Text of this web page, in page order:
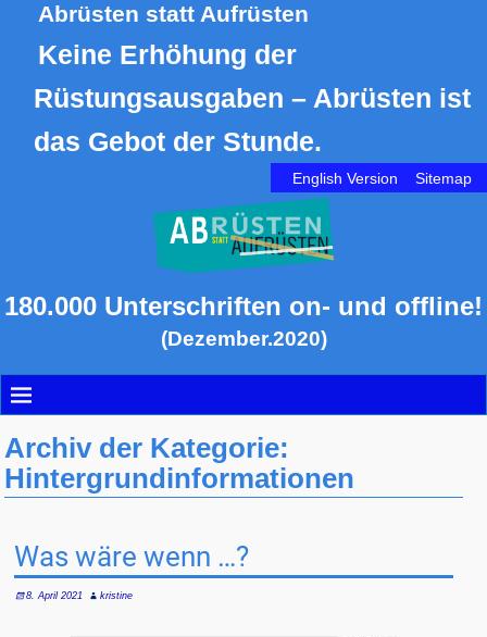
Abrüsten statt Aufrüsten
Keine Erhöhung der
Rüstungsausgaben – Abrüsten ist
das Gebot der Stunde.
English Version Sitemap
180.000 Unterschriften on- und offline!
(Dezember.2020)
Archiv der Kategorie:
Hintergrundinformationen
Was wäre wenn …?
8. April 2021 kristine